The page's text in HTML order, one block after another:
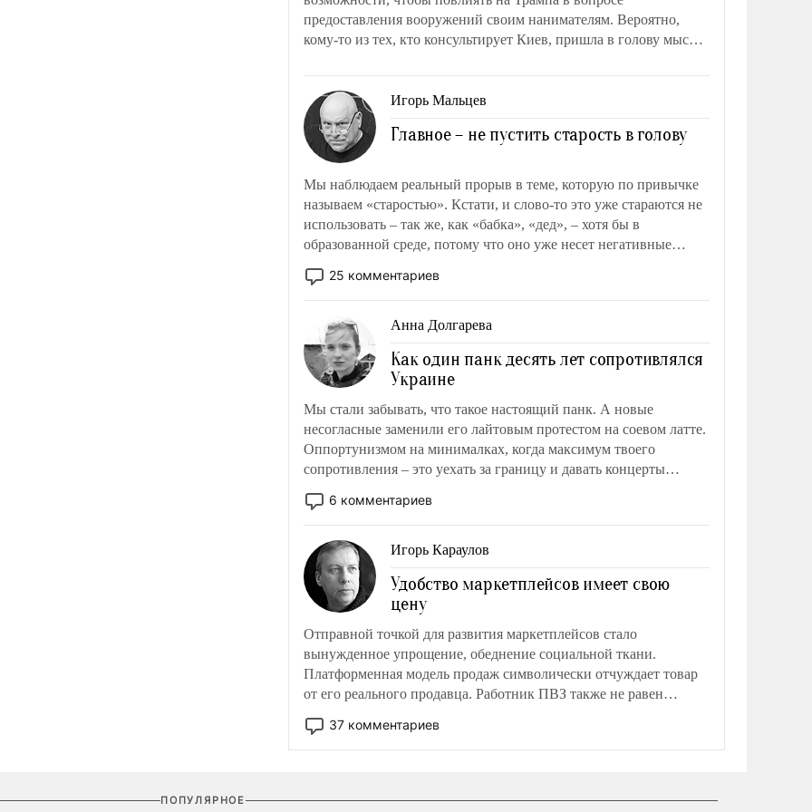
предоставления вооружений своим нанимателям. Вероятно,
кому-то из тех, кто консультирует Киев, пришла в голову мысль:
вооруженное противостояние с Ираном.
Игорь Мальцев
Главное – не пустить старость в голову
Мы наблюдаем реальный прорыв в теме, которую по привычке
называем «старостью». Кстати, и слово-то это уже стараются не
использовать – так же, как «бабка», «дед», – хотя бы в
образованной среде, потому что оно уже несет негативные
25 комментариев
Анна Долгарева
Как один панк десять лет сопротивлялся
Украине
Мы стали забывать, что такое настоящий панк. А новые
несогласные заменили его лайтовым протестом на соевом латте.
Оппортунизмом на минималках, когда максимум твоего
сопротивления – это уехать за границу и давать концерты
6 комментариев
Игорь Караулов
Удобство маркетплейсов имеет свою
цену
Отправной точкой для развития маркетплейсов стало
вынужденное упрощение, обеднение социальной ткани.
Платформенная модель продаж символически отчуждает товар
от его реального продавца. Работник ПВЗ также не равен
37 комментариев
ПОПУЛЯРНОЕ